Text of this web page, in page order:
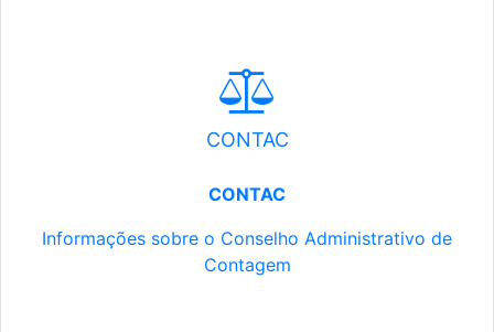
CONTAC
CONTAC
Informações sobre o Conselho Administrativo de
Contagem